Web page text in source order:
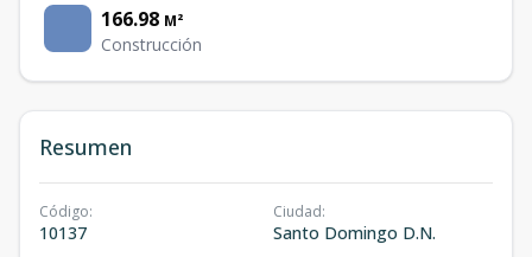
166.98 M²
Construcción
Resumen
Código:
10137
Ciudad:
Santo Domingo D.N.